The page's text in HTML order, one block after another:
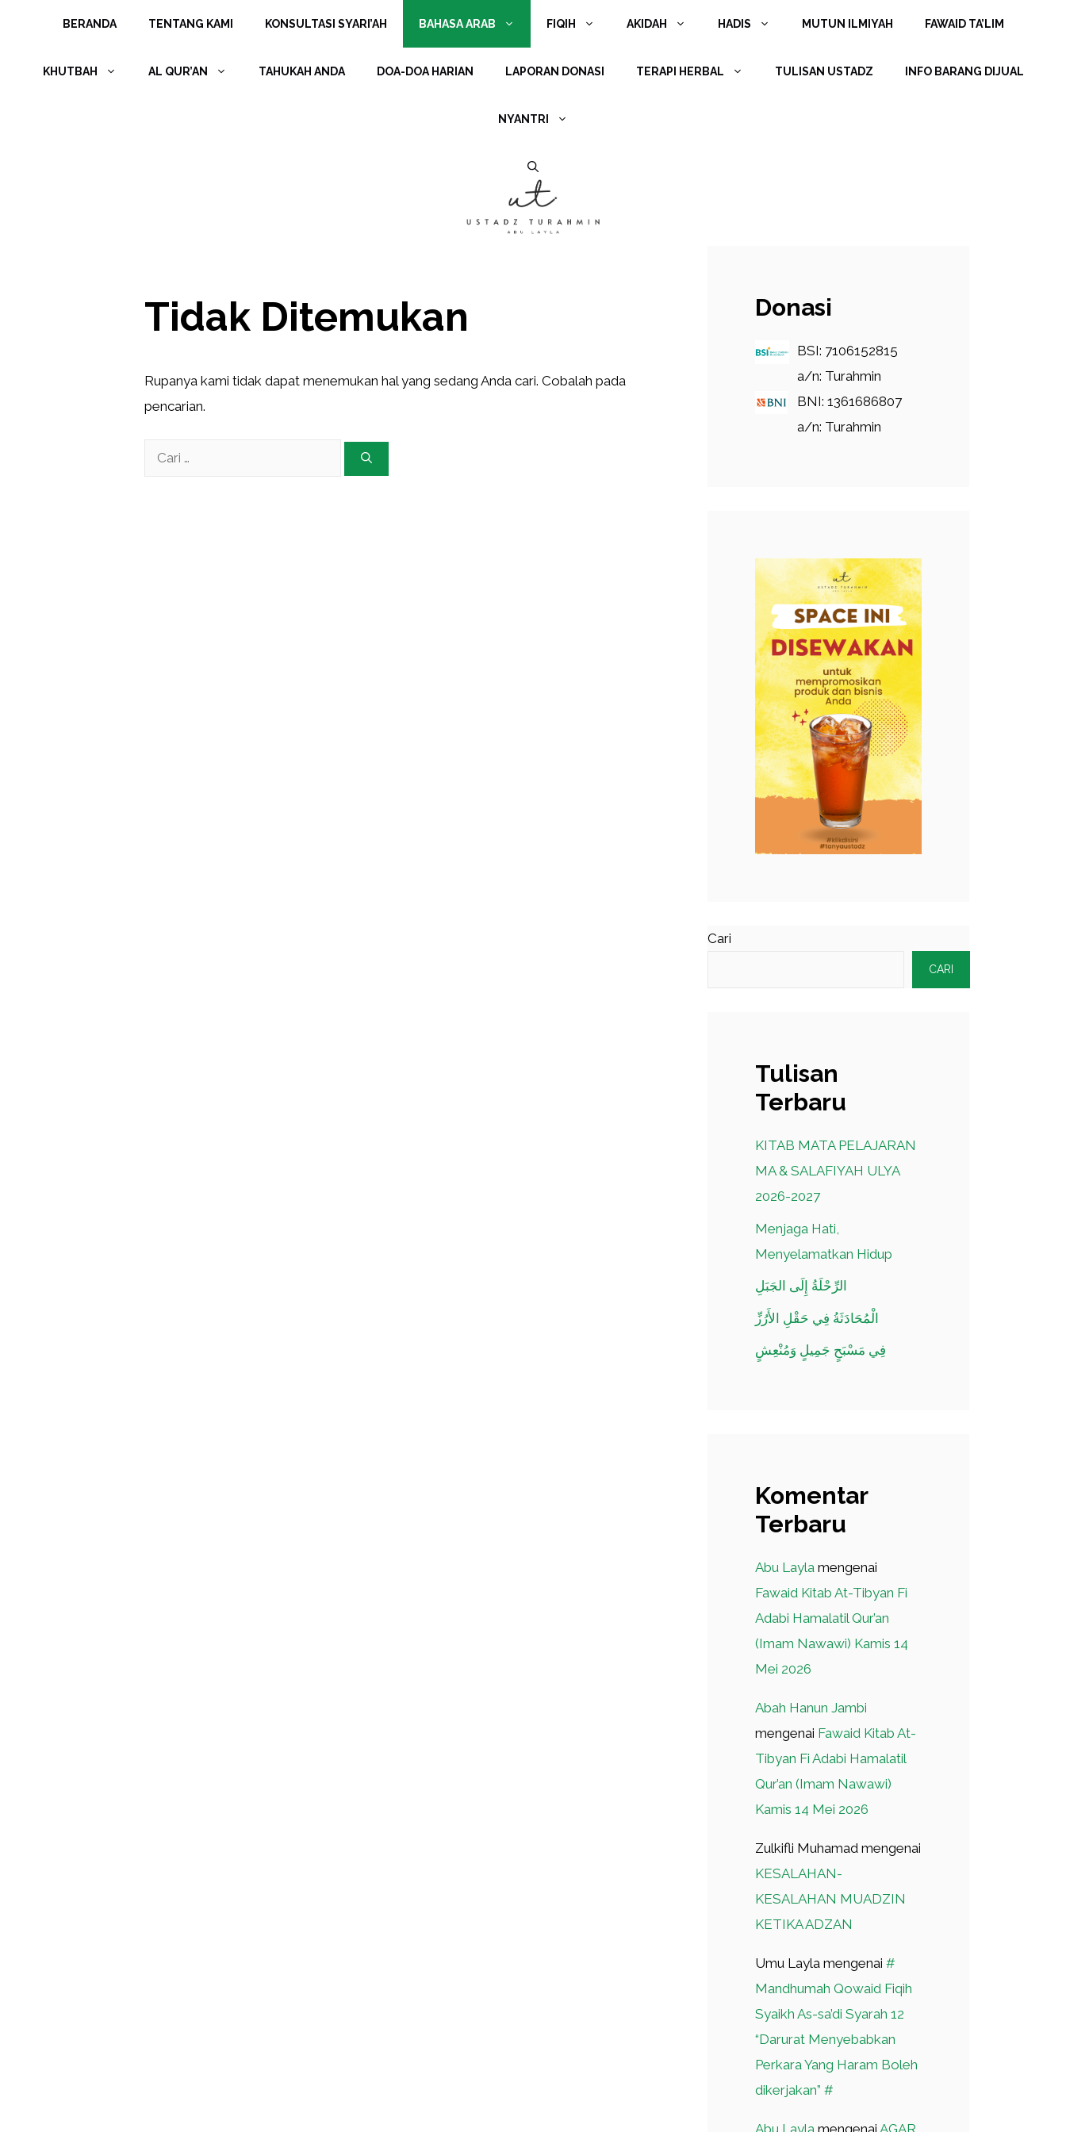
BERANDA TENTANG KAMI KONSULTASI SYARI’AH BAHASA ARAB FIQIH AKIDAH HADIS MUTUN ILMIYAH FAWAID TA’LIM
KHUTBAH AL QUR’AN TAHUKAH ANDA DOA-DOA HARIAN LAPORAN DONASI TERAPI HERBAL TULISAN USTADZ INFO BARANG DIJUAL
NYANTRI
Tidak Ditemukan
Rupanya kami tidak dapat menemukan hal yang sedang Anda cari. Cobalah pada
pencarian.
Cari
Donasi
BSI: 7106152815
a/n: Turahmin
BNI: 1361686807
a/n: Turahmin
Cari
CARI
Tulisan
Terbaru
KITAB MATA PELAJARAN
MA & SALAFIYAH ULYA
2026-2027
Menjaga Hati,
Menyelamatkan Hidup
الرِّحْلَةُ إِلَى الجَبَلِ
الْمُحَادَثَةُ فِي حَقْلِ الأَرُزِّ
فِي مَسْبَحٍ جَمِيلٍ وَمُنْعِشٍ
Komentar
Terbaru
Abu Layla mengenai
Fawaid Kitab At-Tibyan Fi
Adabi Hamalatil Qur’an
(Imam Nawawi) Kamis 14
Mei 2026
Abah Hanun Jambi
mengenai Fawaid Kitab At-
Tibyan Fi Adabi Hamalatil
Qur’an (Imam Nawawi)
Kamis 14 Mei 2026
Zulkifli Muhamad mengenai
KESALAHAN-
KESALAHAN MUADZIN
KETIKA ADZAN
Umu Layla mengenai #
Mandhumah Qowaid Fiqih
Syaikh As-sa’di Syarah 12
“Darurat Menyebabkan
Perkara Yang Haram Boleh
dikerjakan” #
Abu Layla mengenai AGAR